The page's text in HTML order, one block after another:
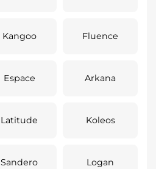
Kangoo Fluence
Espace Arkana
Latitude Koleos
Sandero Logan